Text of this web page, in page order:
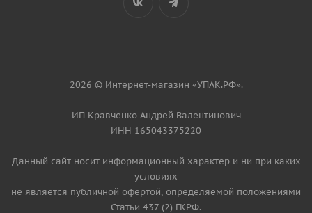
2026 © Интернет-магазин «УПАК.РФ».
ИП Кравченко Андрей Валентинович
ИНН 165043375220
Данный сайт носит информационный характер и ни при каких
условиях
не является публичной офертой, определяемой положениями
Статьи 437 (2) ГКРФ.